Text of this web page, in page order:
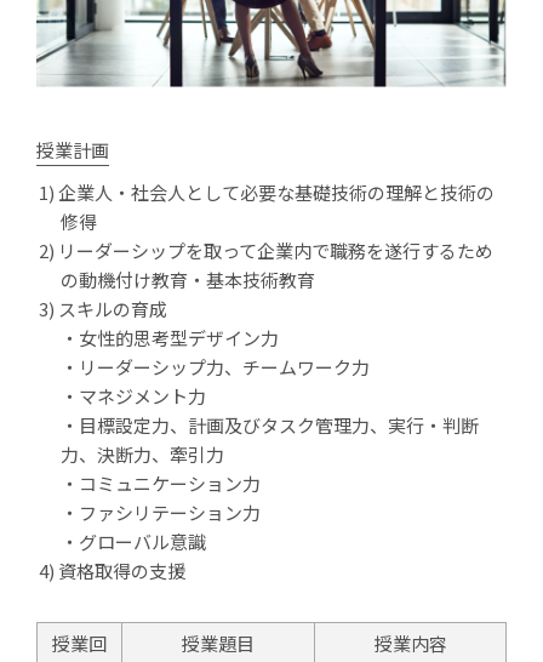
授業計画
企業人・社会人として必要な基礎技術の理解と技術の
修得
リーダーシップを取って企業内で職務を遂行するため
の動機付け教育・基本技術教育
スキルの育成
・女性的思考型デザイン力
・リーダーシップ力、チームワーク力
・マネジメント力
・目標設定力、計画及びタスク管理力、実行・判断
力、決断力、牽引力
・コミュニケーション力
・ファシリテーション力
・グローバル意識
資格取得の支援
授業回 授業題目
授業内容